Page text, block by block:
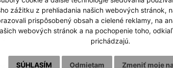
zážitku z prehliadania našich webových stránok,
prispôsobený obsah a cielené reklamy, na
webových stránok a na pochopenie toho,
prichádzajú.
SÚHLASÍM Odmietam Zmeniť moje